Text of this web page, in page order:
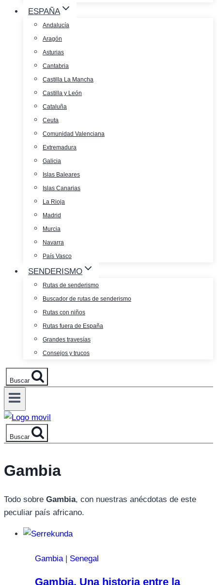
ESPAÑA
Andalucía
Aragón
Asturias
Cantabria
Castilla La Mancha
Castilla y León
Cataluña
Ceuta
Comunidad Valenciana
Extremadura
Galicia
Islas Baleares
Islas Canarias
La Rioja
Madrid
Murcia
Navarra
País Vasco
SENDERISMO
Rutas de senderismo
Buscador de rutas de senderismo
Rutas con niños
Rutas fuera de España
Grandes travesías
Consejos y trucos
Buscar
Buscar
Gambia
Todo sobre Gambia, con nuestras anécdotas de este
peculiar país africano.
Gambia | Senegal
Gambia. Una historia entre la